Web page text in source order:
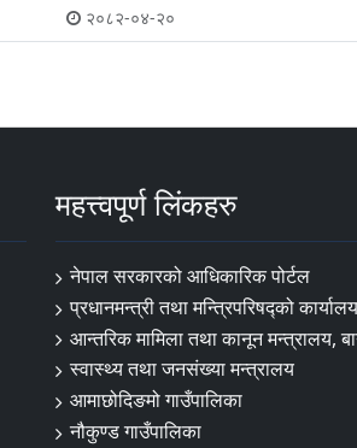
२०८२-०४-२०
महत्त्वपूर्ण लिंकहरु
नेपाल सरकारको आधिकारिक पोर्टल
प्रधानमन्त्री तथा मन्त्रिपरिषद्‍को कार्यालय
आन्तरिक मामिला तथा कानून मन्त्रालय,
स्वास्थ्य तथा जनसंख्या मन्त्रालय
आमाछोदिङमो गाउँपालिका
नौकुण्ड गाउँपालिका